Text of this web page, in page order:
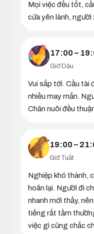
Mọi việc đều tốt,
cửa yên lành, người
17:00 –
Giờ Dậu
Vui sắp tới. Cầu tài
nhiều may mắn.
Chăn nuôi đều
19:00 –
Giờ Tuất
Nghiệp khó thành,
hoãn lại. Người đi
nhanh mới thấy,
tiếng rất tầm
việc gì cũng chắc